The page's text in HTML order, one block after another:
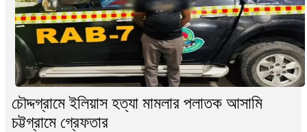
চৌদ্দগ্রামে ইলিয়াস হত্যা মামলার পলাতক আসামি
চট্টগ্রামে গ্রেফতার